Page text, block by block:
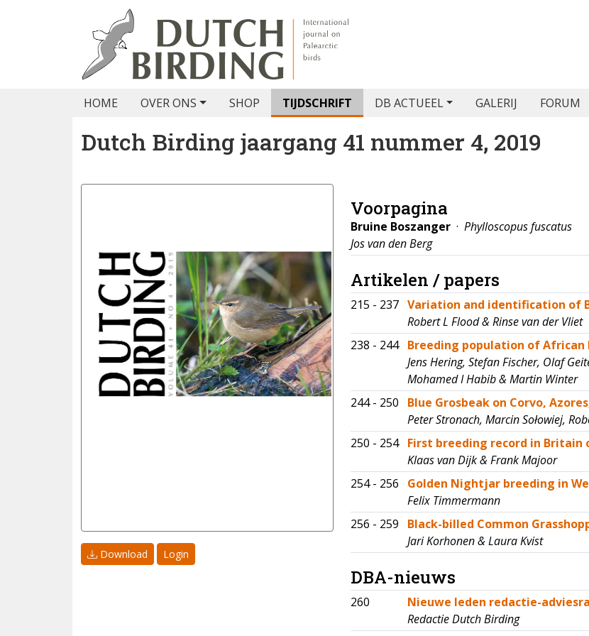
HOME OVER ONS SHOP TIJDSCHRIFT DB ACTUEEL GALERIJ FORUM
Dutch Birding jaargang 41 nummer 4, 2019
Download Login
Voorpagina
Bruine Boszanger · Phylloscopus fuscatus
Jos van den Berg
Artikelen / papers
215 - 237 Variation and identification of
Robert L Flood & Rinse van der Vliet
238 - 244 Breeding population of African
Jens Hering, Stefan Fischer, Olaf
Mohamed I Habib & Martin Winter
244 - 250
Blue Grosbeak on Corvo,
Peter Stronach, Marcin Sołowiej,
250 - 254 First breeding record in Britain
Klaas van Dijk & Frank Majoor
254 - 256
Golden Nightjar breeding in
Felix Timmermann
256 - 259
Black-billed Common
Jari Korhonen & Laura Kvist
DBA-nieuws
260
Nieuwe leden redactie-
Redactie Dutch Birding